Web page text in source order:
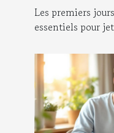
infantile ?
Les premiers
essentiels pour